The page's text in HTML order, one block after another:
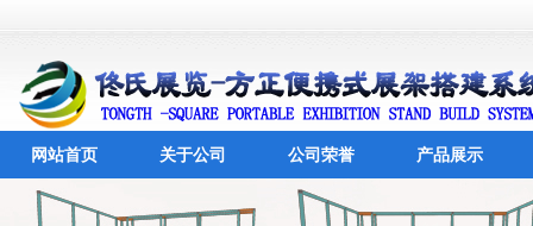
网站首页 关于公司 公司荣誉 产品展示